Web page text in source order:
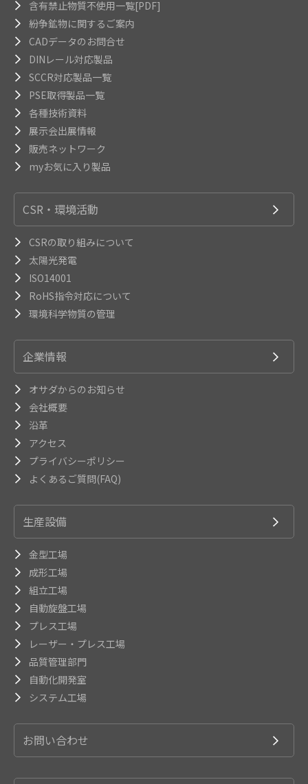
含有禁止物質不使用一覧[PDF]
紛争鉱物に関するご案内
CADデータのお問合せ
DINレール対応製品
SCCR対応製品一覧
PSE取得製品一覧
各種技術資料
展示会出展情報
販売ネットワーク
myお気に入り製品
CSR・環境活動
CSRの取り組みについて
太陽光発電
ISO14001
RoHS指令対応について
環境科学物質の管理
企業情報
オサダからのお知らせ
会社概要
沿革
アクセス
プライバシーポリシー
よくあるご質問(FAQ)
生産設備
金型工場
成形工場
組立工場
自動旋盤工場
プレス工場
レーザー・プレス工場
品質管理部門
自動化開発室
システム工場
お問い合わせ